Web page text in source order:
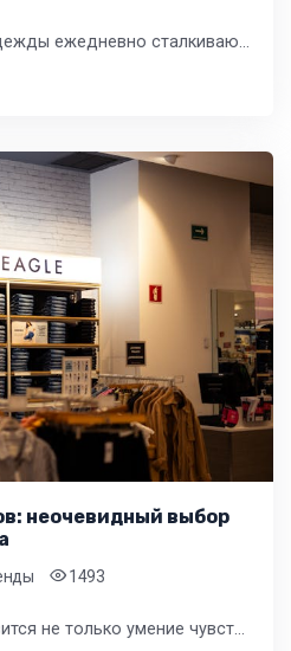
Розничные продавцы одежды ежедневно сталкиваются с выбором: какой товар предложить покупателям. Наблюдая за поведением клиентов, многие владельцы магазинов замечают устойчивую тенденцию — вещам из Европы доверяют больше.
неочевидный выбор
1493
Ключом к успеху становится не только умение чувствовать локальный спрос, но и смелость в выборе ассортимента. Часто самые ходовые позиции оказываются там, где их не ждут.